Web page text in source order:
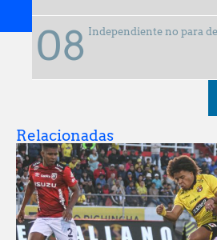
Independiente no para
Relacionadas